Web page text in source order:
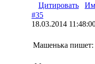
Цитировать
#35
18.03.2014
Машенька пишет: